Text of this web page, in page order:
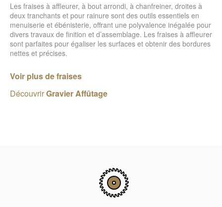
Les fraises à affleurer, à bout arrondi, à chanfreiner, droites à
deux tranchants et pour rainure sont des outils essentiels en
menuiserie et ébénisterie, offrant une polyvalence inégalée pour
divers travaux de finition et d’assemblage. Les fraises à affleurer
sont parfaites pour égaliser les surfaces et obtenir des bordures
nettes et précises.
Voir plus de fraises
DécouvrirGravier Affûtage